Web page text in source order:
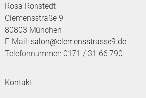
Rosa Ronstedt
Clemensstraße 9
80803 München
E-Mail: salon@clemensstrasse9.de
Telefonnummer: 0171 / 31 66 790
Kontakt